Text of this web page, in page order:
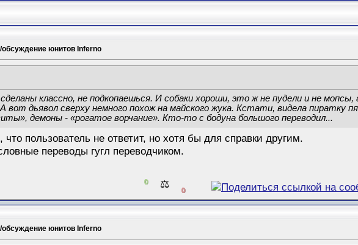
юнитов Inferno
классно, не подкопаешься. И собаки хороши, это ж не пудели и не
вот дьявол сверху немного похож на майского жука. Кстати, видела пиратку
демоны - «рогатое ворчание». Кто-то с бодуна большого переводил...
пользователь не ответит, но хотя бы для справки другим.
переводы гугл переводчиком.
0 ⚖️ 0
юнитов Inferno